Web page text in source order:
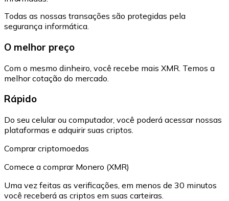
Todas as nossas transações são protegidas pela
segurança informática.
O melhor preço
Com o mesmo dinheiro, você recebe mais XMR. Temos a
melhor cotação do mercado.
Rápido
Do seu celular ou computador, você poderá acessar nossas
plataformas e adquirir suas criptos.
Comprar criptomoedas
Comece a comprar Monero (XMR)
Uma vez feitas as verificações, em menos de 30 minutos
você receberá as criptos em suas carteiras.